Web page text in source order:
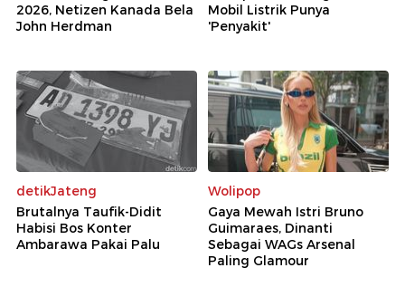
2026, Netizen Kanada Bela
John Herdman
Mobil Listrik Punya
'Penyakit'
detikJateng
Brutalnya Taufik-Didit
Habisi Bos Konter
Ambarawa Pakai Palu
Wolipop
Gaya Mewah Istri Bruno
Guimaraes, Dinanti
Sebagai WAGs Arsenal
Paling Glamour